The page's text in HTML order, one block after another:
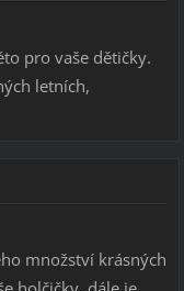
pro vaše dětičky.
letních,
množství krásných